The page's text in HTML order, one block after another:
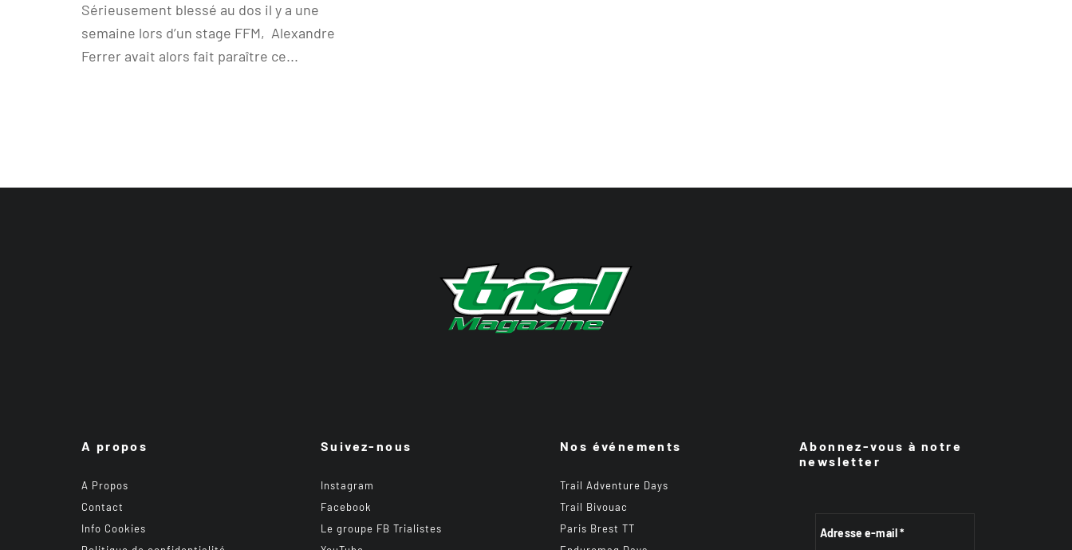
Sérieusement blessé au dos il y a une
semaine lors d’un stage FFM, Alexandre
Ferrer avait alors fait paraître ce...
A propos
A Propos
Contact
Info Cookies
Suivez-nous
Instagram
Facebook
Le groupe FB Trialistes
Nos événements
Trail Adventure Days
Trail Bivouac
Paris Brest TT
Abonnez-vous à notre
newsletter